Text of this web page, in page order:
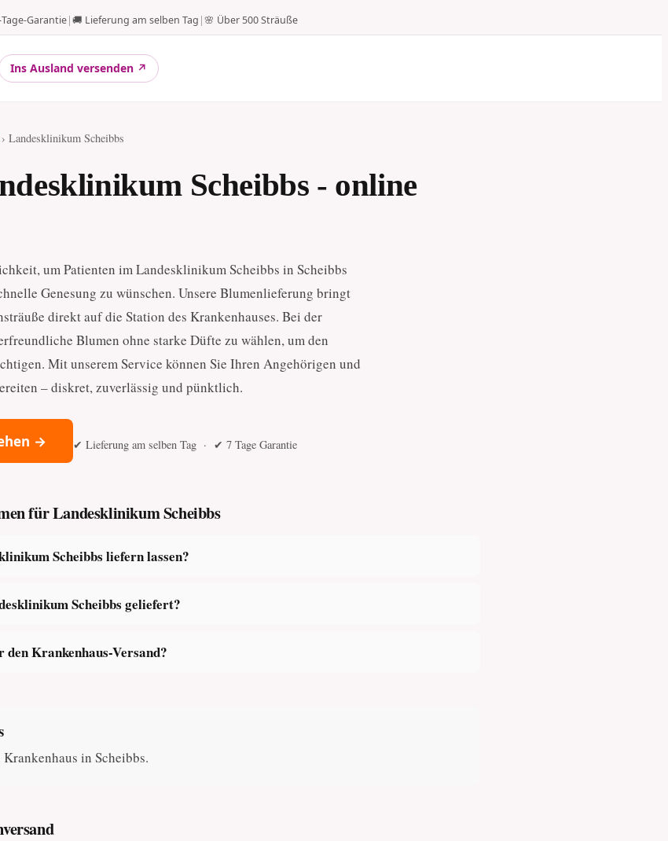
Garantie|🚚 Lieferung am selben Tag |🌸 Über 500 Sträuße
Ins Ausland versenden ↗
› Landesklinikum Scheibbs
Scheibbs - online
um Patienten im Landesklinikum Scheibbs in Scheibbs
Genesung zu wünschen. Unsere Blumenlieferung bringt
direkt auf die Station des Krankenhauses. Bei der
Blumen ohne starke Düfte zu wählen, um den
Mit unserem Service können Sie Ihren Angehörigen und
– diskret, zuverlässig und pünktlich.
→ ✔ Lieferung am selben Tag · ✔ 7 Tage Garantie
für Landesklinikum Scheibbs
Scheibbs liefern lassen?
Scheibbs geliefert?
den Krankenhaus-Versand?
in Scheibbs.